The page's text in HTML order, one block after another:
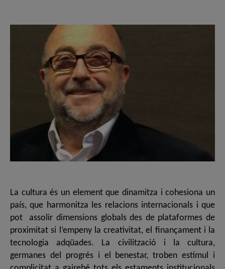
La cultura és un element que dinamitza i cohesiona un
país, que harmonitza les relacions internacionals i que
pot assolir dimensions globals des de plataformes de
proximitat si l’empeny la creativitat, el finançament i la
tecnologia adqüades. La civilització i la cultura,
germanes del progrés i el benestar, troben estímul i